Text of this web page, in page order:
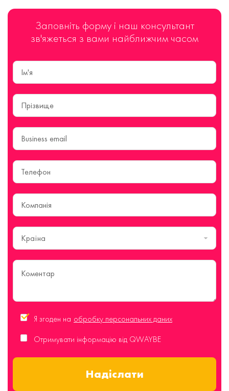
Заповніть форму і наш консультант
зв'яжеться з вами найближчим часом
Країна
Я згоден на обробку персональних даних
Отримувати інформацію від QWAYBE
Надіслати